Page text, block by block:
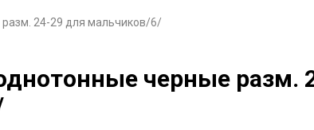
24-29 для мальчиков/6/
черные разм.